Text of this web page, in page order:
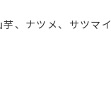
、ナツメ、サツ